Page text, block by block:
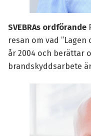
SVEBRAs ordförande
resan om vad
år 2004 och berättar
brandskyddsarbete